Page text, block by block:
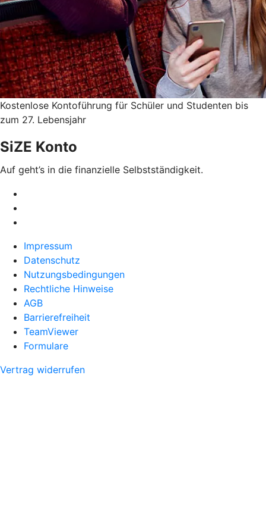
Kostenlose Kontoführung für Schüler und Studenten bis
zum 27. Lebensjahr
SiZE Konto
Auf geht’s in die finanzielle Selbstständigkeit.
Impressum
Datenschutz
Nutzungsbedingungen
Rechtliche Hinweise
AGB
Barrierefreiheit
TeamViewer
Formulare
Vertrag widerrufen